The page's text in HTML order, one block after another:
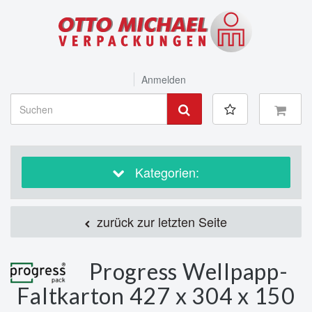
Anmelden
Kategorien:
zurück zur letzten Seite
Progress Wellpapp-
Faltkarton 427 x 304 x 150